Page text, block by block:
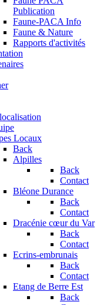
Publication
Faune-PACA Info
Faune & Nature
Rapports d'activités
Locaux
Back
Alpilles
Back
Contact
Bléone Durance
Back
Contact
Dracénie cœur du Var
Back
Contact
Ecrins-embrunais
Back
Contact
Etang de Berre Est
Back